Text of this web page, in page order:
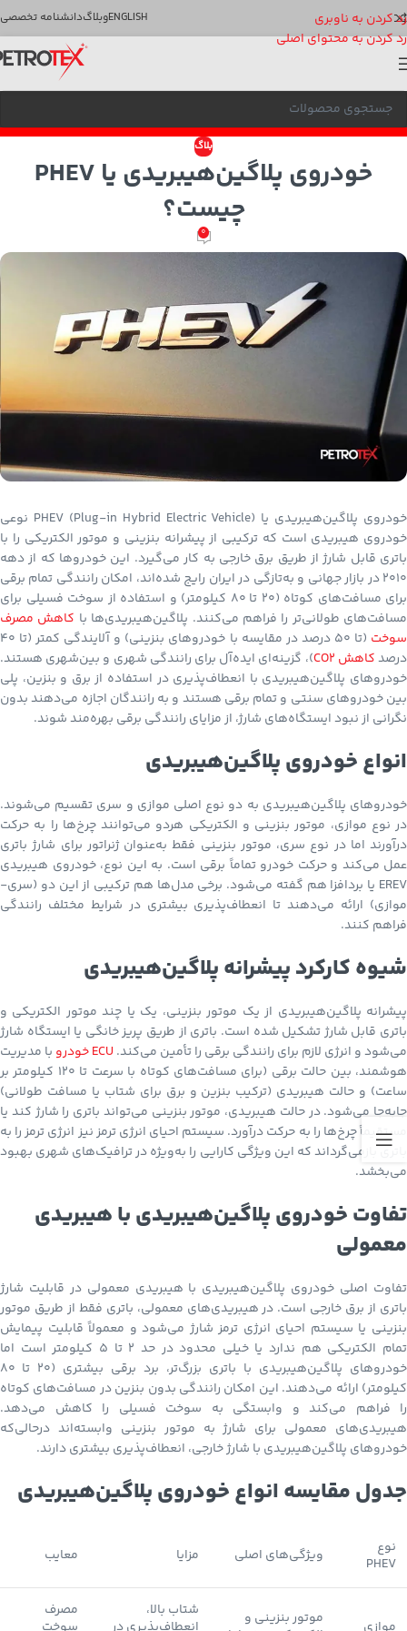
رد کردن به ناوبری
رد کردن به محتوای اصلی
ENGLISHوبلاگدانشنامه تخصصی
بلاگ
خودروی پلاگین‌هیبریدی یا PHEV
چیست؟
0
خودروی پلاگین‌هیبریدی یا PHEV (Plug-in Hybrid Electric Vehicle) نوعی
خودروی هیبریدی است که ترکیبی از پیشرانه بنزینی و موتور الکتریکی را با
باتری قابل شارژ از طریق برق خارجی به کار می‌گیرد. این خودروها که از دهه
۲۰۱۰ در بازار جهانی و به‌تازگی در ایران رایج شده‌اند، امکان رانندگی تمام برقی
برای مسافت‌های کوتاه (۲۰ تا ۸۰ کیلومتر) و استفاده از سوخت فسیلی برای
مسافت‌های طولانی‌تر را فراهم می‌کنند. پلاگین‌هیبریدی‌ها با کاهش مصرف
سوخت
(تا ۵۰ درصد در مقایسه با خودروهای بنزینی) و آلایندگی کمتر (تا ۴۰
درصدکاهش CO2
)، گزینه‌ای ایده‌آل برای رانندگی شهری و بین‌شهری هستند.
خودروهای پلاگین‌هیبریدی با انعطاف‌پذیری در استفاده از برق و بنزین، پلی
بین خودروهای سنتی و تمام برقی هستند و به رانندگان اجازه می‌دهند بدون
نگرانی از نبود ایستگاه‌های شارژ، از مزایای رانندگی برقی بهره‌مند شوند.
انواع خودروی پلاگین‌هیبریدی
خودروهای پلاگین‌هیبریدی به دو نوع اصلی موازی و سری تقسیم می‌شوند.
در نوع موازی، موتور بنزینی و الکتریکی هردو می‌توانند چرخ‌ها را به حرکت
درآورند اما در نوع سری، موتور بنزینی فقط به‌عنوان ژنراتور برای شارژ باتری
عمل می‌کند و حرکت خودرو تماماً برقی است. به این نوع، خودروی هیبریدی
EREV یا بردافزا هم گفته می‌شود. برخی مدل‌ها هم ترکیبی از این دو (سری-
موازی) ارائه می‌دهند تا انعطاف‌پذیری بیشتری در شرایط مختلف رانندگی
فراهم کنند.
شیوه کارکرد پیشرانه پلاگین‌هیبریدی
پیشرانه پلاگین‌هیبریدی از یک موتور بنزینی، یک یا چند موتور الکتریکی و
باتری قابل شارژ تشکیل شده است. باتری از طریق پریز خانگی یا ایستگاه شارژ
می‌شود و انرژی لازم برای رانندگی برقی را تأمین می‌کند. ECU خودرو
با مدیریت
هوشمند، بین حالت برقی (برای مسافت‌های کوتاه با سرعت تا ۱۲۰ کیلومتر بر
ساعت) و حالت هیبریدی (ترکیب بنزین و برق برای شتاب یا مسافت طولانی)
جابه‌جا می‌شود. در حالت هیبریدی، موتور بنزینی می‌تواند باتری را شارژ کند یا
مستقیماً چرخ‌ها را به حرکت درآورد. سیستم احیای انرژی ترمز نیز انرژی ترمز را به
باتری بازمی‌گرداند که این ویژگی کارایی را به‌ویژه در ترافیک‌های شهری بهبود
می‌بخشد.
تفاوت خودروی پلاگین‌هیبریدی با هیبریدی
معمولی
تفاوت اصلی خودروی پلاگین‌هیبریدی با هیبریدی معمولی در قابلیت شارژ
باتری از برق خارجی است. در هیبریدی‌های معمولی، باتری فقط از طریق موتور
بنزینی یا سیستم احیای انرژی ترمز شارژ می‌شود و معمولاً قابلیت پیمایش
تمام الکتریکی هم ندارد یا خیلی محدود در حد 2 تا 5 کیلومتر است اما
خودروهای پلاگین‌هیبریدی با باتری بزرگ‌تر، برد برقی بیشتری (۲۰ تا ۸۰
کیلومتر) ارائه می‌دهند. این امکان رانندگی بدون بنزین در مسافت‌های کوتاه
را فراهم می‌کند و وابستگی به سوخت فسیلی را کاهش می‌دهد.
هیبریدی‌های معمولی برای شارژ به موتور بنزینی وابسته‌اند درحالی‌که
خودروهای پلاگین‌هیبریدی با شارژ خارجی، انعطاف‌پذیری بیشتری دارند.
جدول مقایسه انواع خودروی پلاگین‌هیبریدی
نوع
PHEV
ویژگی‌های اصلی مزایا معایب
موتور بنزینی و
شتاب بالا،
مصرف